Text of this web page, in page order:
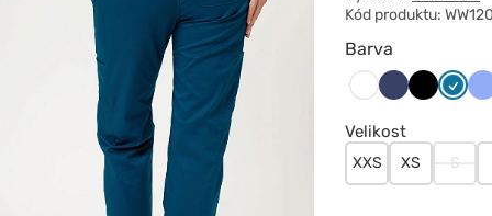
Kód produktu:
Barva
Biały CiemnyCzarny
Velikost
XXS XS S